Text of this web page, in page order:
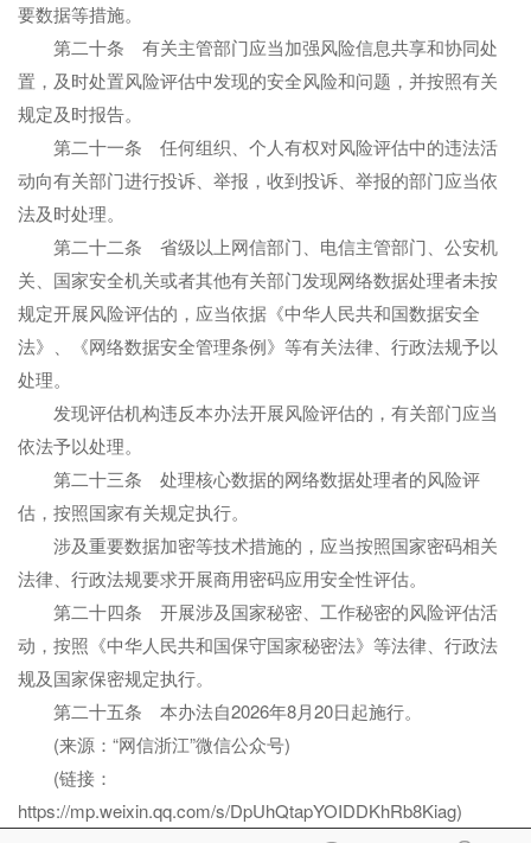
要数据等措施。
第二十条 有关主管部门应当加强风险信息共享和协同处
置，及时处置风险评估中发现的安全风险和问题，并按照有关
规定及时报告。
第二十一条 任何组织、个人有权对风险评估中的违法活
动向有关部门进行投诉、举报，收到投诉、举报的部门应当依
法及时处理。
第二十二条 省级以上网信部门、电信主管部门、公安机
关、国家安全机关或者其他有关部门发现网络数据处理者未按
规定开展风险评估的，应当依据《中华人民共和国数据安全
法》、《网络数据安全管理条例》等有关法律、行政法规予以
处理。
发现评估机构违反本办法开展风险评估的，有关部门应当
依法予以处理。
第二十三条 处理核心数据的网络数据处理者的风险评
估，按照国家有关规定执行。
涉及重要数据加密等技术措施的，应当按照国家密码相关
法律、行政法规要求开展商用密码应用安全性评估。
第二十四条 开展涉及国家秘密、工作秘密的风险评估活
动，按照《中华人民共和国保守国家秘密法》等法律、行政法
规及国家保密规定执行。
第二十五条 本办法自2026年8月20日起施行。
(来源：“网信浙江”微信公众号)
(链接：
https://mp.weixin.qq.com/s/DpUhQtapYOIDDKhRb8Kiag)